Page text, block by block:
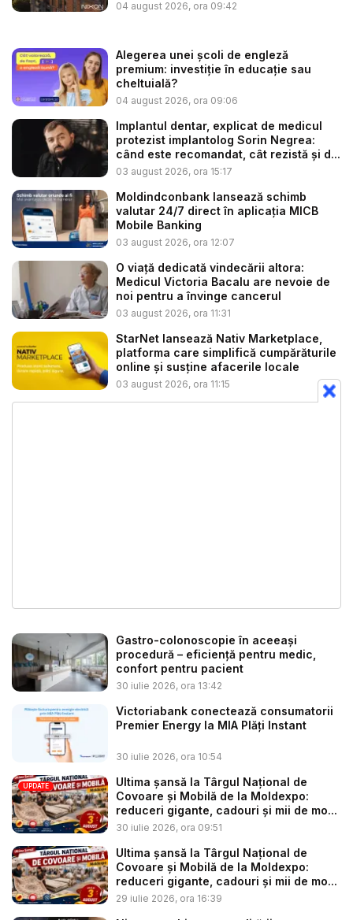
04 august 2026, ora 09:42
Alegerea unei școli de engleză
premium: investiție în educație sau
cheltuială?
04 august 2026, ora 09:06
Implantul dentar, explicat de medicul
protezist implantolog Sorin Negrea:
când este recomandat, cât rezistă și d...
03 august 2026, ora 15:17
Moldindconbank lansează schimb
valutar 24/7 direct în aplicația MICB
Mobile Banking
03 august 2026, ora 12:07
O viață dedicată vindecării altora:
Medicul Victoria Bacalu are nevoie de
noi pentru a învinge cancerul
03 august 2026, ora 11:31
StarNet lansează Nativ Marketplace,
platforma care simplifică cumpărăturile
online și susține afacerile locale
03 august 2026, ora 11:15
Gastro-colonoscopie în aceeași
procedură – eficiență pentru medic,
confort pentru pacient
30 iulie 2026, ora 13:42
Victoriabank conectează consumatorii
Premier Energy la MIA Plăți Instant
30 iulie 2026, ora 10:54
UPDATE
Ultima șansă la Târgul Național de
Covoare și Mobilă de la Moldexpo:
reduceri gigante, cadouri și mii de mo...
30 iulie 2026, ora 09:51
Ultima șansă la Târgul Național de
Covoare și Mobilă de la Moldexpo:
reduceri gigante, cadouri și mii de mo...
29 iulie 2026, ora 16:39